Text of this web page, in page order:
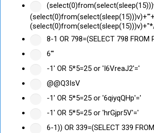
(select(0)from(select(sleep(15)))v)+'"+
8-1 OR 798=(SELECT 798 FROM
6'"
-1' OR 5*5=25 or 'I6VreaJ2'='
@@Q3IsV
-1' OR 5*5=25 or '6qiyqQHp'='
-1' OR 5*5=25 or 'hrGjpr5V'='
6-1)) OR 339=(SELECT 339 FROM